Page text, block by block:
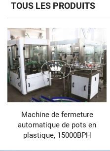
TOUS LES PRODUITS
Machine de fermeture
automatique de pots en
plastique, 15000BPH